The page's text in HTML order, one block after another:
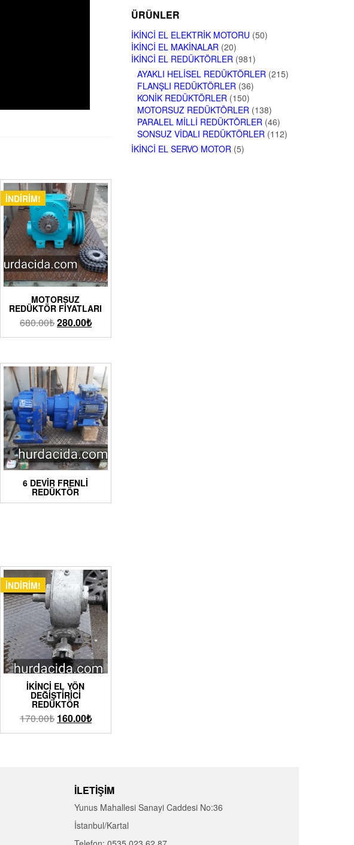
İNDIRIM!
MOTORSUZ
REDÜKTÖR FIYATLARI
680.00₺280.00₺
6 DEVIR FRENLI
REDÜKTÖR
İNDIRIM!
İKINCI EL YÖN
DEĞIŞTIRICI
REDÜKTÖR
170.00₺ 160.00₺
ÜRÜNLER
İKINCI EL ELEKTRIK MOTORU (50)
İKINCI EL MAKINALAR (20)
İKINCI EL REDÜKTÖRLER (981)
AYAKLI HELISEL REDÜKTÖRLER (215)
FLANŞLI REDÜKTÖRLER (36)
KONIK REDÜKTÖRLER (150)
MOTORSUZ REDÜKTÖRLER (138)
PARALEL MILLI REDÜKTÖRLER (46)
SONSUZ VIDALI REDÜKTÖRLER (112)
İKINCI EL SERVO MOTOR (5)
İLETIŞIM
Yunus Mahallesi Sanayi Caddesi No:36
İstanbul/Kartal